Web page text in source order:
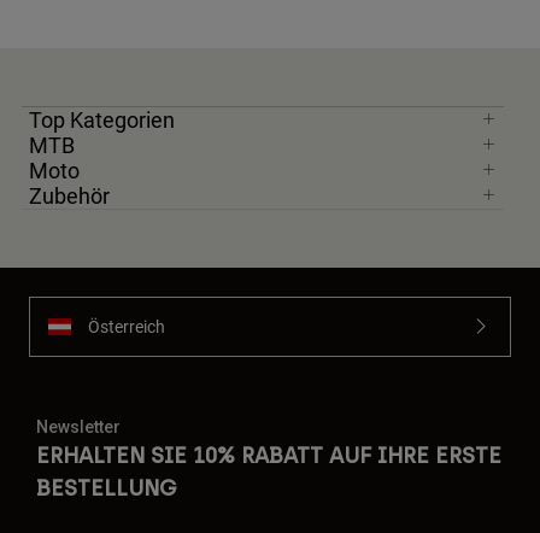
Top Kategorien
MTB
Moto
Zubehör
Österreich
Newsletter
ERHALTEN SIE 10% RABATT AUF IHRE ERSTE
BESTELLUNG